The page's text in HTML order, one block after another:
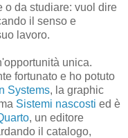
o da studiare: vuol dire
il senso e
lavoro.
unica.
fortunato e ho potuto
Systems, la graphic
Sistemi nascosti ed è
, un editore
il catalogo,